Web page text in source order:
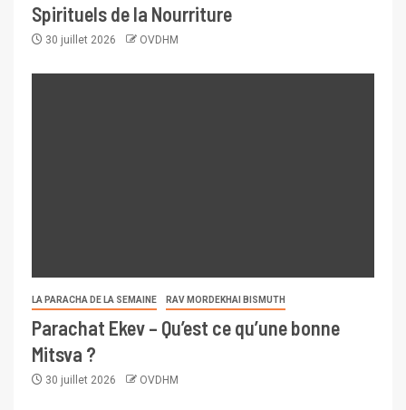
Spirituels de la Nourriture
30 juillet 2026 OVDHM
LA PARACHA DE LA SEMAINE RAV MORDEKHAI BISMUTH
Parachat Ekev – Qu’est ce qu’une bonne
Mitsva ?
30 juillet 2026 OVDHM